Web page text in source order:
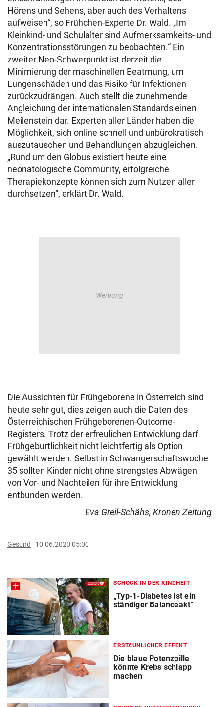
Hörens und Sehens, aber auch des Verhaltens
aufweisen“, so Frühchen-Experte Dr. Wald. „Im
Kleinkind- und Schulalter sind Aufmerksamkeits- und
Konzentrationsstörungen zu beobachten.“ Ein
zweiter Neo-Schwerpunkt ist derzeit die
Minimierung der maschinellen Beatmung, um
Lungenschäden und das Risiko für Infektionen
zurückzudrängen. Auch stellt die zunehmende
Angleichung der internationalen Standards einen
Meilenstein dar. Experten aller Länder haben die
Möglichkeit, sich online schnell und unbürokratisch
auszutauschen und Behandlungen abzugleichen.
„Rund um den Globus existiert heute eine
neonatologische Community, erfolgreiche
Therapiekonzepte können sich zum Nutzen aller
durchsetzen“, erklärt Dr. Wald.
Die Aussichten für Frühgeborene in Österreich sind
heute sehr gut, dies zeigen auch die Daten des
Österreichischen Frühgeborenen-Outcome-
Registers. Trotz der erfreulichen Entwicklung darf
Frühgeburtlichkeit nicht leichtfertig als Option
gewählt werden. Selbst in Schwangerschaftswoche
35 sollten Kinder nicht ohne strengstes Abwägen
von Vor- und Nachteilen für ihre Entwicklung
entbunden werden.
Eva Greil-Schähs, Kronen Zeitung
Gesund 10.06.2020 05:00
SCHOCK IN DER KINDHEIT
„Typ-1-Diabetes ist ein
ständiger Balanceakt“
ERSTAUNLICHER EFFEKT
Die blaue Potenzpille
könnte Krebs schlapp
machen